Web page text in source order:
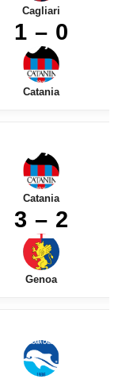
Cagliari
1 – 0
Catania
Catania
3 – 2
Genoa